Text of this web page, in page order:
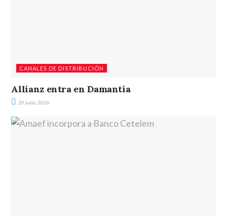
CANALES DE DISTRIBUCIÓN
Allianz entra en Damantia
20 julio, 2026